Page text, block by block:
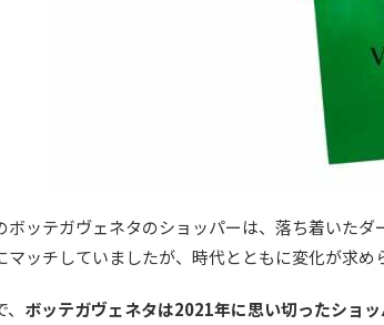
ボッテガヴェネタのショッパーは、落ち着いた
マッチしていましたが、時代とともに変化が求め
ボッテガヴェネタは2021年に思い切ったショッ